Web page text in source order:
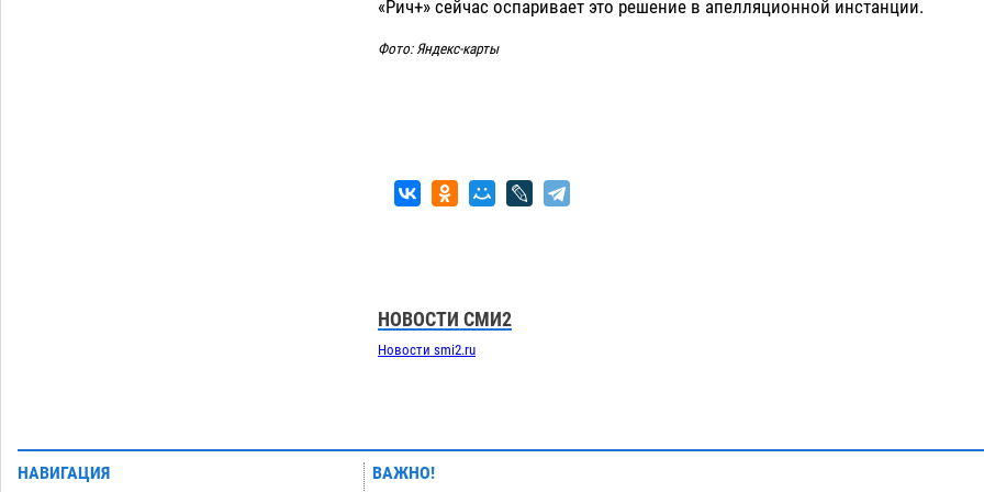
«Рич+» сейчас оспаривает это решение в апелляционной инстанции.
Фото: Яндекс-карты
НОВОСТИ СМИ2
Новости smi2.ru
НАВИГАЦИЯ ВАЖНО!